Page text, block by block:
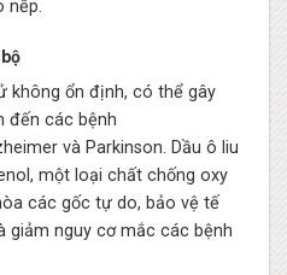
nếp.
không ổn định, có thể gây
đến các bệnh
và Parkinson. Dầu ô liu
một loại chất chống oxy
các gốc tự do, bảo vệ tế
giảm nguy cơ mắc các bệnh